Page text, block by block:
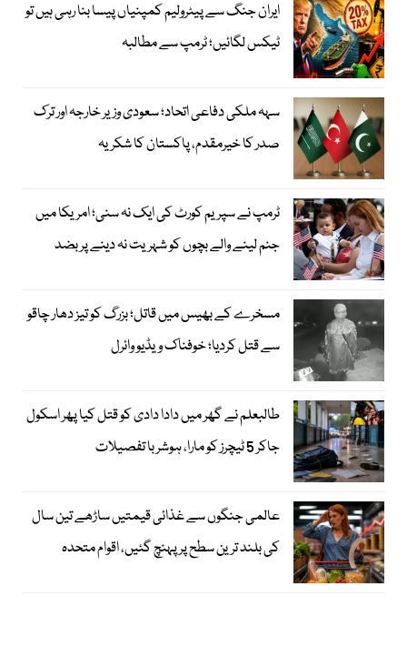
ایران جنگ سے پیٹرولیم کمپنیاں پیسا بنا رہی ہیں تو
ٹیکس لگائیں؛ ٹرمپ سے مطالبہ
سہہ ملکی دفاعی اتحاد؛ سعودی وزیر خارجہ اور ترک
صدر کا خیرمقدم، پاکستان کا شکریہ
ٹرمپ نے سپریم کورٹ کی ایک نہ سنی؛ امریکا میں
جنم لینے والے بچوں کو شہریت نہ دینے پر بضد
مسخرے کے بھیس میں قاتل؛ بزرگ کو تیز دھار چاقو
سے قتل کردیا؛ خوفناک ویڈیو وائرل
طالبعلم نے گھر میں دادا دادی کو قتل کیا پھر اسکول
جاکر 5 ٹیچرز کو مارا، ہوشربا تفصیلات
عالمی جنگوں سے غذائی قیمتیں ساڑھے تین سال
کی بلند ترین سطح پر پہنچ گئیں، اقوام متحدہ